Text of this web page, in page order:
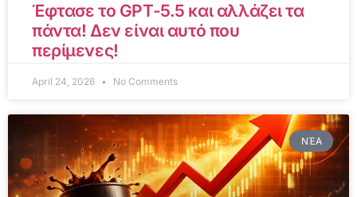
Έφτασε το GPT-5.5 και αλλάζει τα
πάντα! Δεν είναι αυτό που
περίμενες!
April 24, 2026 No Comments
ΝΈΑ